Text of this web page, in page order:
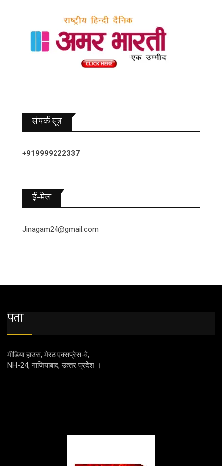
संपर्क सूत्र
+919999222337
ई-मेल
Jinagam24@gmail.com
पता
मीडिया हाउस, मेरठ एक्‍सप्रेस-वे,
NH-24, गाजियाबाद, उत्‍तर प्रदेेेेश ।